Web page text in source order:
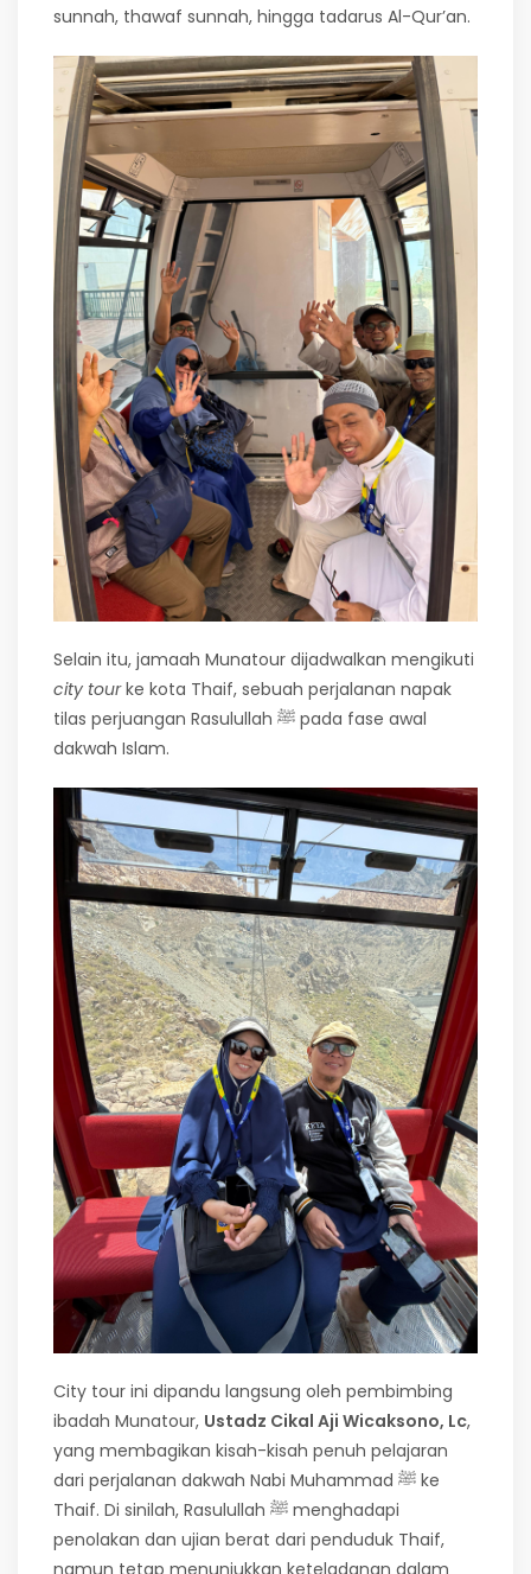
sunnah, thawaf sunnah, hingga tadarus Al-Qur’an.
Selain itu, jamaah Munatour dijadwalkan mengikuti
city tourke kota Thaif, sebuah perjalanan napak
tilas perjuangan Rasulullah ﷺ pada fase awal
dakwah Islam.
City tour ini dipandu langsung oleh pembimbing
ibadah Munatour, Ustadz Cikal Aji Wicaksono, Lc,
yang membagikan kisah-kisah penuh pelajaran
dari perjalanan dakwah Nabi Muhammad ﷺ ke
Thaif. Di sinilah, Rasulullah ﷺ menghadapi
penolakan dan ujian berat dari penduduk Thaif,